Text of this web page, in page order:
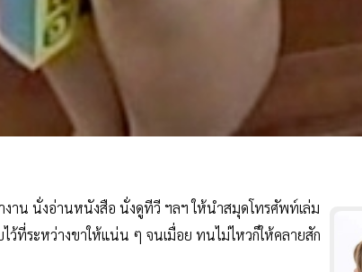
าน นั่งอ่านหนังสือ นั่งดูทีวี ฯลฯ ให้นำสมุดโทรศัพท์เล่ม
ที่ระหว่างขาให้แน่น ๆ จนเมื่อย ทนไม่ไหวก็ให้คลายสัก